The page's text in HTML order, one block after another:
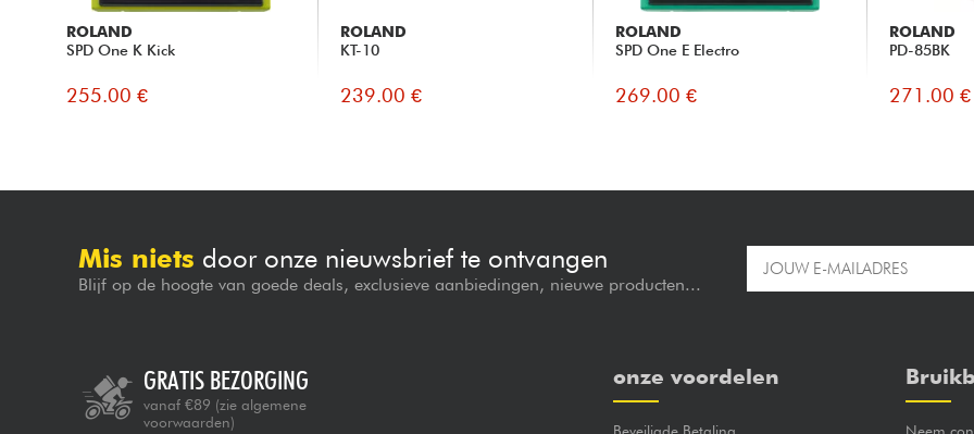
ROLAND
SPD One K Kick
255.00 €
ROLAND
KT-10
239.00 €
ROLAND
SPD One E Electro
269.00 €
ROLAND
PD-85BK
271.00 €
Mis niets door onze nieuwsbrief te ontvangen
Blijf op de hoogte van goede deals, exclusieve aanbiedingen, nieuwe producten...
GRATIS BEZORGING
vanaf €89 (zie algemene
voorwaarden)
onze voordelen